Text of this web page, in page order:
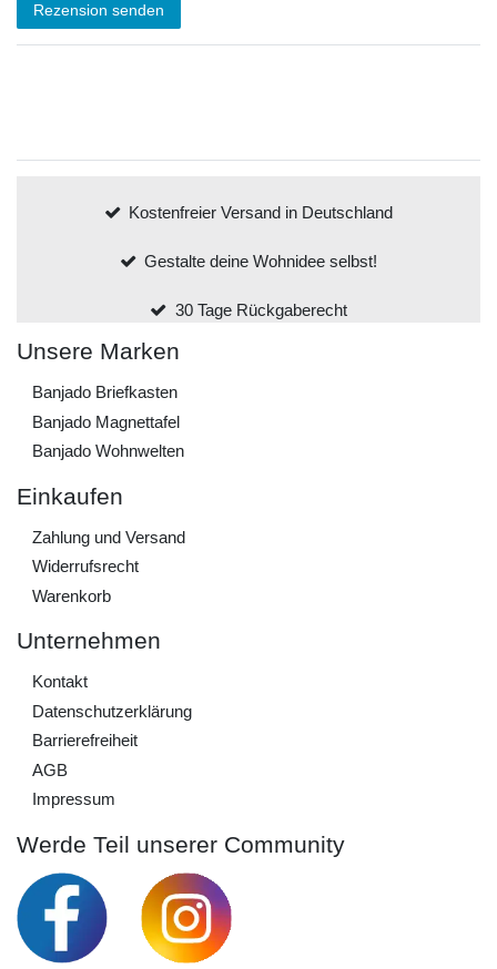
Rezension senden
Kostenfreier Versand in Deutschland
Gestalte deine Wohnidee selbst!
30 Tage Rückgaberecht
Unsere Marken
Banjado Briefkasten
Banjado Magnettafel
Banjado Wohnwelten
Einkaufen
Zahlung und Versand
Widerrufs­recht
Warenkorb
Unternehmen
Kontakt
Daten­schutz­erklärung
Barrierefreiheit
AGB
Impressum
Werde Teil unserer Community